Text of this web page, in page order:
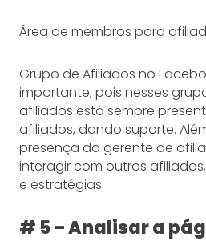
Área de membros para
Grupo de Afiliados no
importante, pois nesses
afiliados está sempre
afiliados, dando suporte.
presença do gerente de
interagir com outros
e estratégias.
# 5 – Analisar a